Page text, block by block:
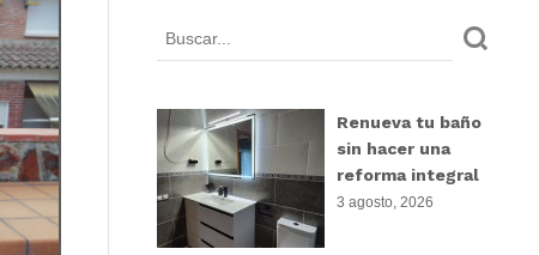
Renueva tu baño
sin hacer una
reforma integral
3 agosto, 2026